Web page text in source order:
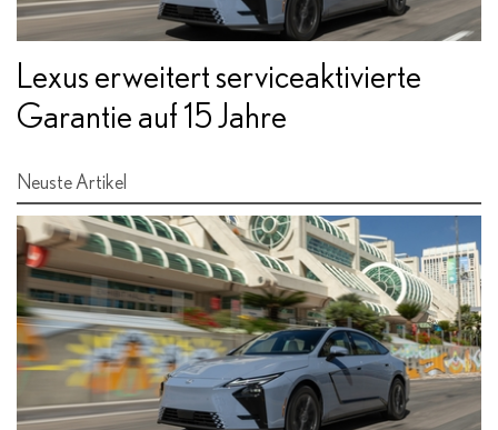
Lexus erweitert serviceaktivierte
Garantie auf 15 Jahre
Neuste Artikel